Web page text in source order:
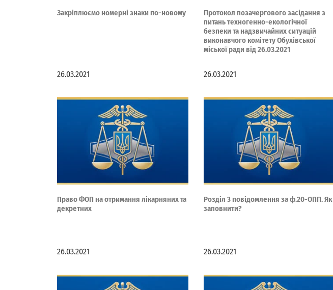
Закріплюємо номерні знаки по-новому
26.03.2021
Протокол позачергового засідання з
питань техногенно-екологічної
безпеки та надзвичайних ситуацій
виконавчого комітету Обухівської
міської ради від 26.03.2021
26.03.2021
Право ФОП на отримання лікарняних та
декретних
26.03.2021
Розділ 3 повідомлення за ф.20-ОПП. Як
заповнити?
26.03.2021